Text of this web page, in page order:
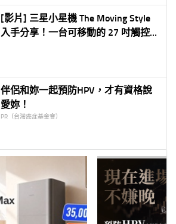
[影片] 三星小星機 The Moving Style
入手分享！一台可移動的 27 吋觸控螢
伴侶和妳一起預防HPV，才有資格說
愛妳！
PR（台灣癌症基金會）